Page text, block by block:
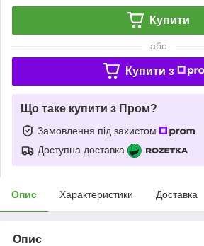
Купити
або
Купити з
Що таке купити з Пром?
Замовлення під захистом
Доступна доставка
Опис Характеристики Доставка
Опис